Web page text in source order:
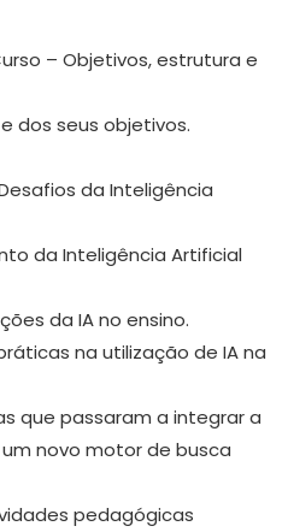
– Objetivos, estrutura e
dos seus objetivos.
da Inteligência
da Inteligência Artificial
da IA no ensino.
na utilização de IA na
que passaram a integrar a
um novo motor de busca
pedagógicas